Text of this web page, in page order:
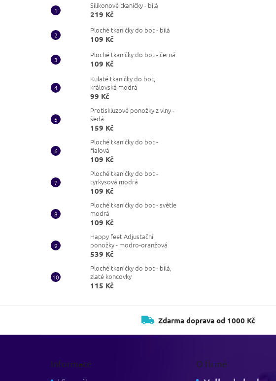
Silikonové tkaničky - bílá
219 Kč
Ploché tkaničky do bot - bílá
109 Kč
Ploché tkaničky do bot - černá
109 Kč
Kulaté tkaničky do bot,
královská modrá
99 Kč
Protiskluzové ponožky z vlny -
šedá
159 Kč
Ploché tkaničky do bot -
fialová
109 Kč
Ploché tkaničky do bot -
tyrkysová modrá
109 Kč
Ploché tkaničky do bot - světle
modrá
109 Kč
Happy feet Adjustační
ponožky - modro-oranžová
539 Kč
Ploché tkaničky do bot - bílá,
zlaté koncovky
115 Kč
Zdarma doprava od 1000 Kč
Informace
O firmě